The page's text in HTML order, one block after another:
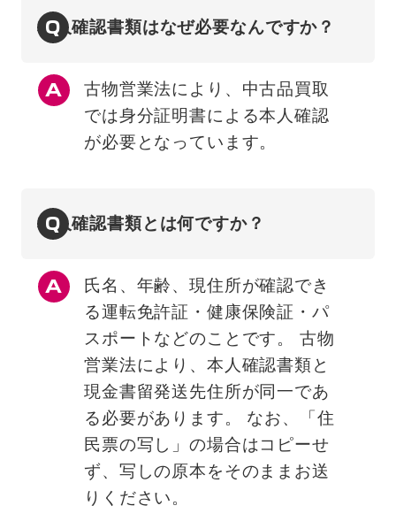
Q
本人確認書類はなぜ必要なんですか？
古物営業法により、中古品買取
では身分証明書による本人確認
が必要となっています。
Q
本人確認書類とは何ですか？
氏名、年齢、現住所が確認でき
る運転免許証・健康保険証・パ
スポートなどのことです。 古物
営業法により、本人確認書類と
現金書留発送先住所が同一であ
る必要があります。 なお、「住
民票の写し」の場合はコピーせ
ず、写しの原本をそのままお送
りください。